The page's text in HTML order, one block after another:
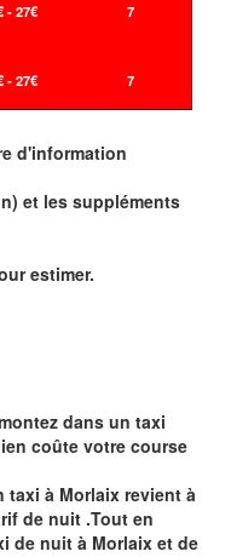
- 27€ 7
- 27€ 7
d'information
et les suppléments
estimer.
dans un taxi
coûte votre course
taxi à Morlaix revient à
de nuit .Tout en
de nuit à Morlaix et de